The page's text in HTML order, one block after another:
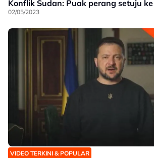
Konflik Sudan: Puak perang setuju
02/05/2023
VIDEO TERKINI & POPULAR